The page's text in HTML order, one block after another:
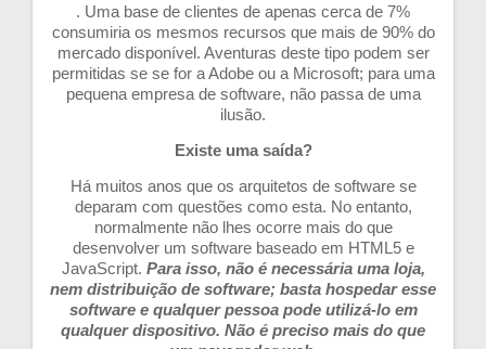
. Uma base de clientes de apenas cerca de 7%
consumiria os mesmos recursos que mais de 90% do
mercado disponível. Aventuras deste tipo podem ser
permitidas se se for a Adobe ou a Microsoft; para uma
pequena empresa de software, não passa de uma
ilusão.
Existe uma saída?
Há muitos anos que os arquitetos de software se
deparam com questões como esta. No entanto,
normalmente não lhes ocorre mais do que
desenvolver um software baseado em HTML5 e
JavaScript. Para isso, não é necessária uma loja,
nem distribuição de software; basta hospedar esse
software e qualquer pessoa pode utilizá-lo em
qualquer dispositivo. Não é preciso mais do que